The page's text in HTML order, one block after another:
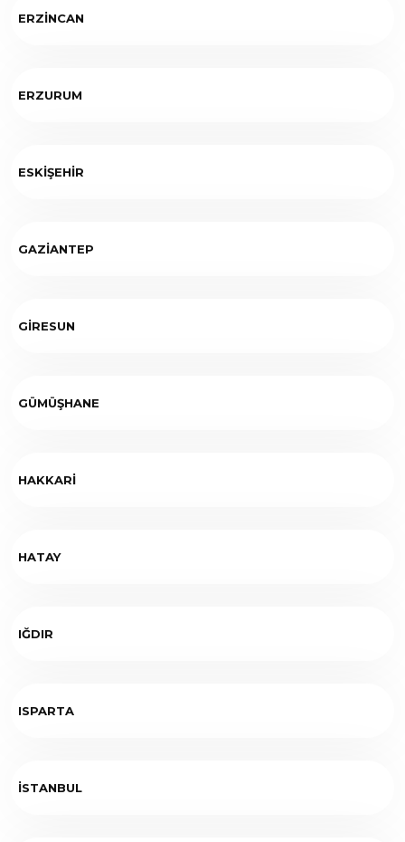
ERZİNCAN
ERZURUM
ESKİŞEHİR
GAZİANTEP
GİRESUN
GÜMÜŞHANE
HAKKARİ
HATAY
IĞDIR
ISPARTA
İSTANBUL